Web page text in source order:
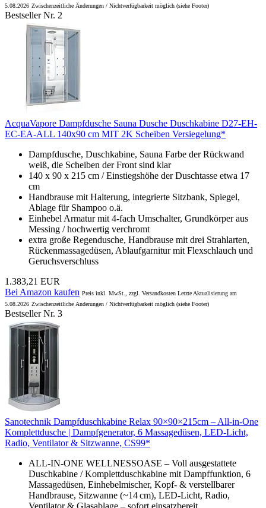
5.08.2026 Zwischenzeitliche Änderungen / Nichtverfügbarkeit möglich (siehe Footer)
Bestseller Nr. 2
AcquaVapore Dampfdusche Sauna Dusche Duschkabine D27-EH-
EC-EA-ALL 140x90 cm MIT 2K Scheiben Versiegelung*
Dampfdusche, Duschkabine, Sauna Farbe der Rückwand
weiß, die Scheiben der Front sind klar
140 x 90 x 215 cm / Einstiegshöhe der Duschtasse etwa 17
cm
Handbrause mit Halterung, integrierte Sitzbank, Spiegel,
Ablage für Shampoo o.ä.
Einhebel Armatur mit 4-fach Umschalter, Grundkörper aus
Messing / hochwertig verchromt
extra große Regendusche, Handbrause mit drei Strahlarten,
Rückenmassagedüsen, Ablaufgarnitur mit Flexschlauch und
Geruchsverschluss
1.383,21 EUR
Bei Amazon kaufen Preis inkl. MwSt., zzgl. Versandkosten Letzte Aktualisierung am
5.08.2026 Zwischenzeitliche Änderungen / Nichtverfügbarkeit möglich (siehe Footer)
Bestseller Nr. 3
Sanotechnik Dampfduschkabine Relax 90×90×215cm – All-in-One
Komplettdusche | Dampfgenerator, 6 Massagedüsen, LED-Licht,
Radio, Ventilator & Sitzwanne, CS99*
ALL‑IN‑ONE WELLNESSOASE – Voll ausgestattete
Duschkabine / Komplettduschkabine mit Dampffunktion, 6
Massagedüsen, Einhebelmischer, Kopf‑ & verstellbarer
Handbrause, Sitzwanne (~14 cm), LED‑Licht, Radio,